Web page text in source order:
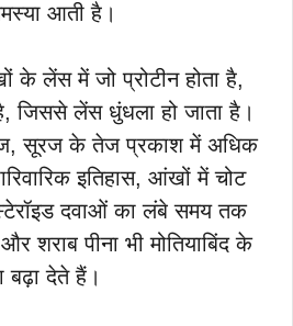
आती है।
लेंस में जो प्रोटीन होता है,
जिससे लेंस धुंधला हो जाता है।
सूरज के तेज प्रकाश में अधिक
इतिहास, आंखों में चोट
दवाओं का लंबे समय तक
शराब पीना भी मोतियाबिंद के
बढ़ा देते हैं।